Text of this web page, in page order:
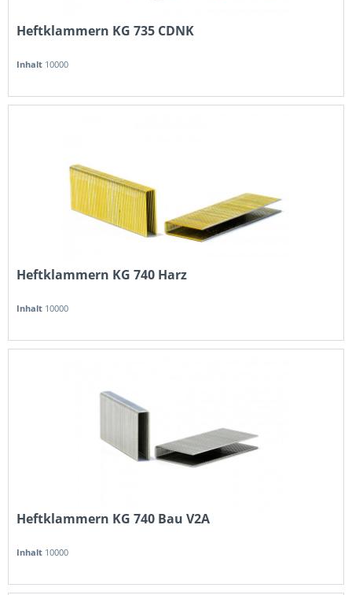
Heftklammern KG 735 CDNK
Inhalt 10000
Heftklammern KG 740 Harz
Inhalt 10000
Heftklammern KG 740 Bau V2A
Inhalt 10000